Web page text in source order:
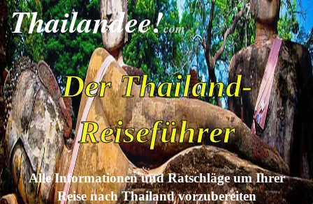
Thailandee!com
Der Thailand-
Reiseführer
Alle Informationen und Ratschläge um Ihrer
Reise nach Thailand vorzubereiten